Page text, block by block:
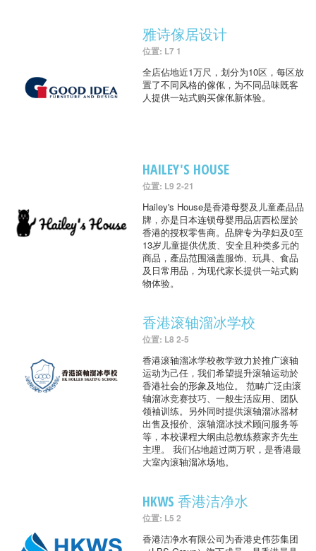
雅诗傢居设计
位置: L7 1
全店佔地近1万尺，划分为10区，每区放
置了不同风格的傢俬，为不同品味既客
人提供一站式购买傢俬新体验。
HAILEY'S HOUSE
位置: L9 2-21
Hailey's House是香港母婴及儿童產品品
牌，亦是日本连锁母婴用品店西松屋於
香港的授权零售商。品牌专为孕妇及0至
13岁儿童提供优质、安全且种类多元的
商品，產品范围涵盖服饰、玩具、食品
及日常用品，为现代家长提供一站式购
物体验。
香港滚轴溜冰学校
位置: L8 2-5
香港滚轴溜冰学校教学致力於推广滚轴
运动为己任，我们希望提升滚轴运动於
香港社会的形象及地位。 范畴广泛由滚
轴溜冰竞赛技巧、一般生活应用、团队
领袖训练。另外同时提供滚轴溜冰器材
出售及报价、滚轴溜冰技术顾问服务等
等，本校课程大纲由总教练蔡家齐先生
主理。 我们佔地超过两万呎，是香港最
大室內滚轴溜冰场地。
HKWS 香港洁净水
位置: L5 2
香港洁净水有限公司为香港史伟莎集团